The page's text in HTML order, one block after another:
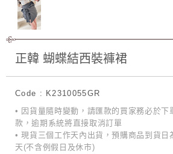
正韓 蝴蝶結西裝褲裙
Code : K2310055GR
• 因貨量隨時變動，請匯款的買家務必於下
款，逾期系統將直接取消訂單
• 現貨三個工作天內出貨，預購商品到貨日
天(不含例假日及休市)